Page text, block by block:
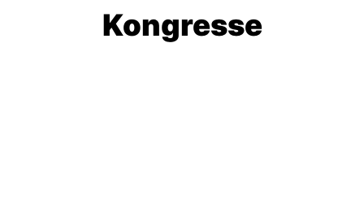
Kongresse